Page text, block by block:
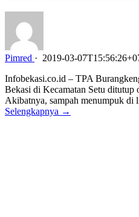
Pimred · 2019-03-
Infobekasi.co.id – TPA
Bekasi di Kecamatan Setu ditutup
Akibatnya, sampah menumpuk
Selengkapnya →